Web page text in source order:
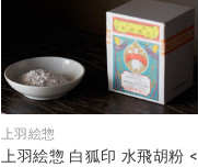
上羽絵惣
上羽絵惣 白狐印 水飛胡粉 <